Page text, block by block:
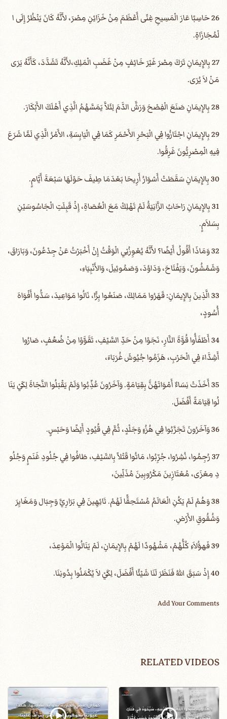
26 حَاسِبًا عَارَ الْمَسِيحِ غِنًى أَعْظَمَ مِنْ خَزَائِنِ مِصْرَ، لأَنَّهُ كَانَ يَنْظُرُ إِلَى ا
لْمُجَازَاةِ.
27 بِالإِيمَانِ تَرَكَ مِصْرَ غَيْرَ خَائِفٍ مِنْ غَضَبِ الْمَلِكِ،لأَنَّهُ تَشَدَّدَ، كَأَنَّهُ يَرَى
مَنْ لاَ يُرَى.
28 بِالإِيمَانِ صَنَعَ الْفِصْحَ وَرَشَّ الدَّمَ لِئَلاَّ يَمَسَّهُمُ الَّذِي أَهْلَكَ الأَبْكَارَ.
29 بِالإِيمَانِ اجْتَازُوا فِي الْبَحْرِ الأَحْمَرِ كَمَا فِي الْيَابِسَةِ، الأَمْرُ الَّذِي لَمَّا شَرَعَ
فِيهِ الْمِصْرِيُّونَ غَرِقُوا.
30 بِالإِيمَانِ سَقَطَتْ أَسْوَارُ أَرِيحَا بَعْدَمَا طِيفَ حَوْلَهَا سَبْعَةَ أَيَّامٍ.
31 بِالإِيمَانِ رَاحَابُ الزَّانِيَةُ لَمْ تَهْلِكْ مَعَ الْعُصَاةِ، إِذْ قَبِلَتِ الْجَاسُوسَيْنِ
بِسَلاَمٍ.
32 وَمَاذَا أَقُولُ أَيْضًا؟ لأَنَّهُ يُعْوِزُنِي الْوَقْتُ إِنْ أَخْبَرْتُ عَنْ جِدْعُونَ، وَبَارَاقَ،
وَشَمْشُونَ، وَيَفْتَاحَ، وَدَاوُدَ، وَصَمُوئِيلَ، وَالأَنْبِيَاءِ،
33 الَّذِينَ بِالإِيمَانِ: قَهَرُوا مَمَالِكَ، صَنَعُوا بِرًّا، نَالُوا مَوَاعِيدَ، سَدُّوا أَفْوَاهَ
أُسُودٍ،
34 أَطْفَأُوا قُوَّةَ النَّارِ، نَجَوْا مِنْ حَدِّ السَّيْفِ، تَقَوَّوْا مِنْ ضُعَْفٍ، صَارُوا
أَشِدَّاءَ فِي الْحَرْبِ، هَزَمُوا جُيُوشَ غُرَبَاءَ،
35 أَخَذَتْ نِسَاءٌ أَمْوَاتَهُنَّ بِقِيَامَةٍ. وَآخَرُونَ عُذِّبُوا وَلَمْ يَقْبَلُوا النَّجَاةَ لِكَيْ يَنَا
لُوا قِيَامَةً أَفْضَلَ.
36 وَآخَرُونَ تَجَرَّبُوا فِي هُزُءٍ وَجَلْدٍ، ثُمَّ فِي قُيُودٍ أَيْضًا وَحَبْسٍ.
37 رُجِمُوا، نُشِرُوا، جُرِّبُوا، مَاتُوا قَتْلاً بِالسَّيْفِ، طَافُوا فِي جُلُودِ غَنَمٍ وَجُلُو
دِ مِعْزَى، مُعْتَازِينَ مَكْرُوبِينَ مُذَلِّينَ،
38 وَهُمْ لَمْ يَكُنِ الْعَالَمُ مُسْتَحِقًّا لَهُمْ. تَائِهِينَ فِي بَرَارِيَّ وَجِبَال وَمَغَايِرَ
وَشُقُوقِ الأَرْضِ.
39 فَهؤُلاَءِ كُلُّهُمْ، مَشْهُودًا لَهُمْ بِالإِيمَانِ، لَمْ يَنَالُوا الْمَوْعِدَ،
40 إِذْ سَبَقَ اللهُ فَنَظَرَ لَنَا شَيْئًا أَفْضَلَ، لِكَيْ لاَ يُكْمَلُوا بِدُونِنَا.
Add Your Comments
RELATED VIDEOS